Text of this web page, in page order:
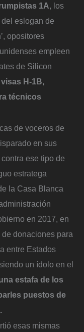
1A, los
eslogan de
opositores
empleen
de Silicon
H-1B,
técnicos
de voceros de
en sus
ese tipo de
estratega
la Casa Blanca
en 2017, en
donaciones para
entre Estados
un ídolo en el
estafa de los
puestos de
esas mismas